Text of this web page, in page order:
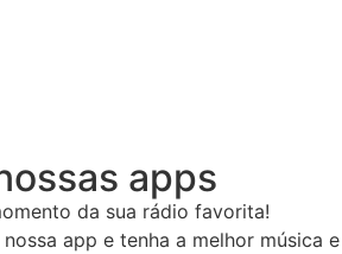
apps
da sua rádio favorita!
app e tenha a melhor música e